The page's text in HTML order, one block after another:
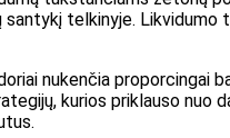
telkinyje. Likvidumo
nukenčia proporcingai
kurios priklauso nuo